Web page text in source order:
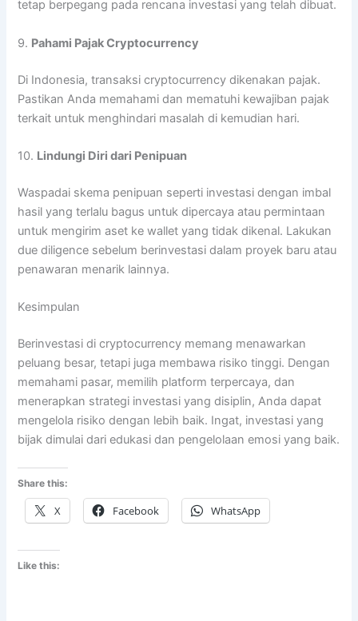
tetap berpegang pada rencana investasi yang telah dibuat.
9. Pahami Pajak Cryptocurrency
Di Indonesia, transaksi cryptocurrency dikenakan pajak.
Pastikan Anda memahami dan mematuhi kewajiban pajak
terkait untuk menghindari masalah di kemudian hari.
10. Lindungi Diri dari Penipuan
Waspadai skema penipuan seperti investasi dengan imbal
hasil yang terlalu bagus untuk dipercaya atau permintaan
untuk mengirim aset ke wallet yang tidak dikenal. Lakukan
due diligence sebelum berinvestasi dalam proyek baru atau
penawaran menarik lainnya.
Kesimpulan
Berinvestasi di cryptocurrency memang menawarkan
peluang besar, tetapi juga membawa risiko tinggi. Dengan
memahami pasar, memilih platform terpercaya, dan
menerapkan strategi investasi yang disiplin, Anda dapat
mengelola risiko dengan lebih baik. Ingat, investasi yang
bijak dimulai dari edukasi dan pengelolaan emosi yang baik.
Share this:
X Facebook WhatsApp
Like this: